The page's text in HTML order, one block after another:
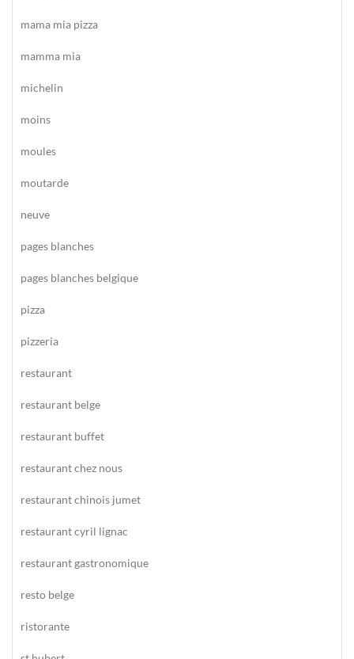
mama mia pizza
mamma mia
michelin
moins
moules
moutarde
neuve
pages blanches
pages blanches belgique
pizza
pizzeria
restaurant
restaurant belge
restaurant buffet
restaurant chez nous
restaurant chinois jumet
restaurant cyril lignac
restaurant gastronomique
resto belge
ristorante